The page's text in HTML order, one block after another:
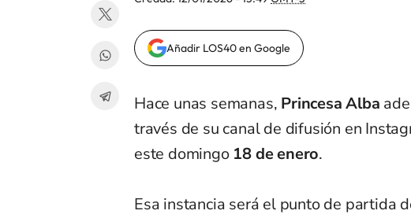
Añadir LOS40 en Google
Hace unas semanas, Princesa Alba
través de su canal de difusión en
este domingo 18 de enero.
Esa instancia será el punto de partida